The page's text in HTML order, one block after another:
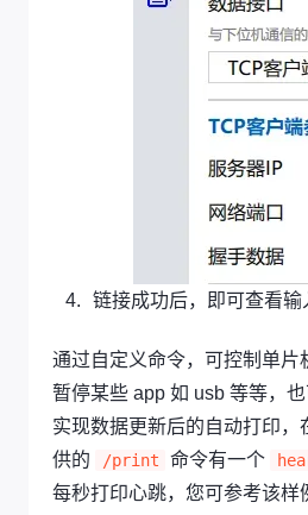
链接成功后，即可查看输
通过自定义命令，可控制单片
暂停某些 app 如 usb 等等，
实现数据更新后的自动打印，
供的
/print 命令有一个
每秒打印心跳，您可参考该样